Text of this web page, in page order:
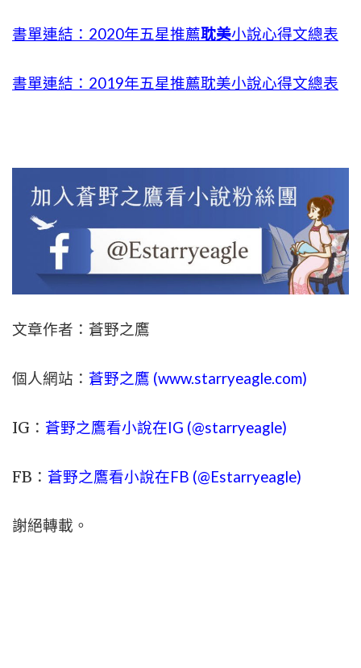
書單連結：2020年五星推薦耽美小說心得文總表
書單連結：2019年五星推薦耽美小說心得文總表
文章作者：蒼野之鷹
個人網站： 蒼野之鷹 (www.starryeagle.com)
IG： 蒼野之鷹看小說在IG (@starryeagle)
FB： 蒼野之鷹看小說在FB (@Estarryeagle)
謝絕轉載。